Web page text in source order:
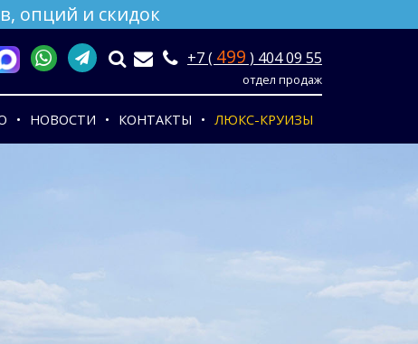
опций и скидок
+7 ( 499 ) 404 09 55
отдел продаж
НОВОСТИ КОНТАКТЫ ЛЮКС-КРУИЗЫ